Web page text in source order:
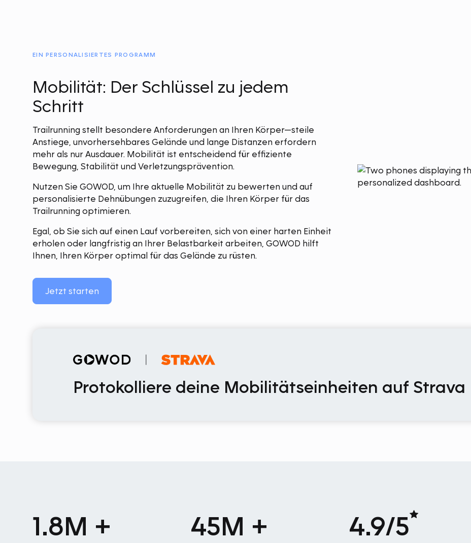
EIN PERSONALISIERTES PROGRAMM
Mobilität: Der Schlüssel zu jedem
Schritt
Trailrunning stellt besondere Anforderungen an Ihren Körper—steile
Anstiege, unvorhersehbares Gelände und lange Distanzen erfordern
mehr als nur Ausdauer. Mobilität ist entscheidend für effiziente
Bewegung, Stabilität und Verletzungsprävention.
Nutzen Sie GOWOD, um Ihre aktuelle Mobilität zu bewerten und auf
personalisierte Dehnübungen zuzugreifen, die Ihren Körper für das
Trailrunning optimieren.
Egal, ob Sie sich auf einen Lauf vorbereiten, sich von einer harten Einheit
erholen oder langfristig an Ihrer Belastbarkeit arbeiten, GOWOD hilft
Ihnen, Ihren Körper optimal für das Gelände zu rüsten.
Jetzt starten
Protokolliere deine Mobilitätseinheiten auf Strava
1.8M + 45M + 4.9/5